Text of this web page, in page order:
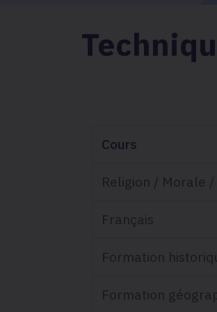
Cours
Cours
Religion / Morale /
Français
Formation
Formation